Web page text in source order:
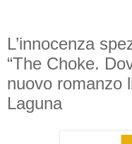
L’innocenza
“The Choke.
nuovo romanzo
Laguna